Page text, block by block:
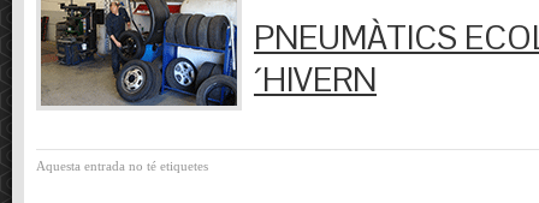
PNEUMÀTICS
´HIVERN
Aquesta entrada no té etiquetes